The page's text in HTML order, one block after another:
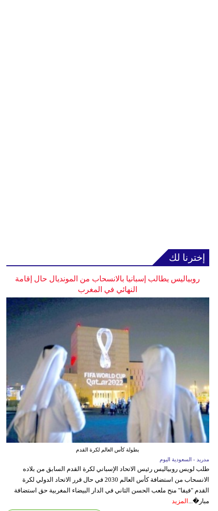
إخترنا لك
روبياليس يطالب إسبانيا بالانسحاب من المونديال حال إقامة
النهائي في المغرب
بطولة كأس العالم لكرة القدم
مدريد - السعودية اليوم
طلب لويس روبياليس رئيس الاتحاد الإسباني لكرة القدم السابق من بلاده
الانسحاب من استضافة كأس العالم 2030 في حال قرر الاتحاد الدولي لكرة
القدم "فيفا" منح ملعب الحسن الثاني في الدار البيضاء المغربية حق استضافة
مبار�... المزيد